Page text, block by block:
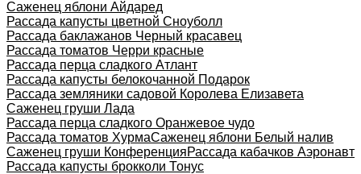
Саженец яблони Айдаред
Рассада капусты цветной Сноуболл
Рассада баклажанов Черный красавец
Рассада томатов Черри красные
Рассада перца сладкого Атлант
Рассада капусты белокочанной Подарок
Рассада земляники садовой Королева Елизавета
Саженец груши Лада
Рассада перца сладкого Оранжевое чудо
Рассада томатов ХурмаСаженец яблони Белый налив
Саженец груши КонференцияРассада кабачков Аэронавт
Рассада капусты брокколи Тонус